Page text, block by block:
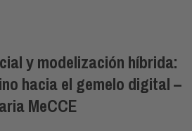
y modelización híbrida:
hacia el gemelo digital –
MeCCE